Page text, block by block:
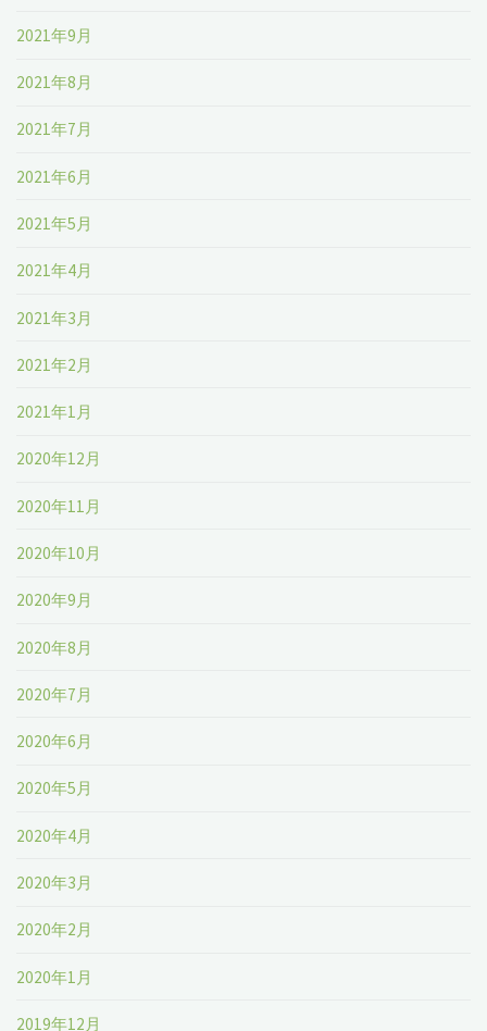
2021年9月
2021年8月
2021年7月
2021年6月
2021年5月
2021年4月
2021年3月
2021年2月
2021年1月
2020年12月
2020年11月
2020年10月
2020年9月
2020年8月
2020年7月
2020年6月
2020年5月
2020年4月
2020年3月
2020年2月
2020年1月
2019年12月